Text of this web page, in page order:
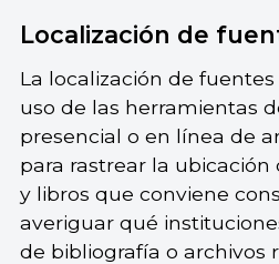
Localización de
La localización de
uso de las herramientas
presencial o en línea de
para rastrear la
y libros que conviene
averiguar qué
de bibliografía o archivos